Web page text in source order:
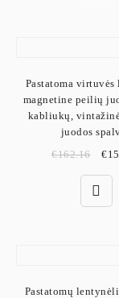
Pastatoma virtuvės
magnetine peilių
kabliukų,
juodos
€162.16 €
Pastatomų